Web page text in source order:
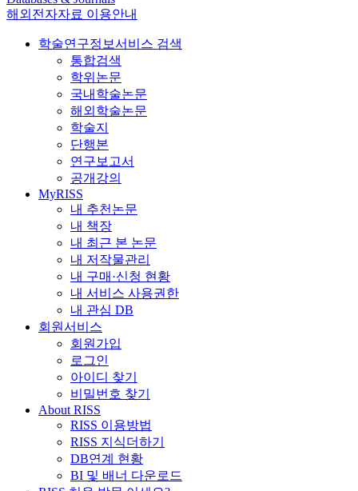
해외전자자료 이용안내
학술연구정보서비스 검색
통합검색
학위논문
국내학술논문
해외학술논문
학술지
단행본
연구보고서
공개강의
MyRISS
내 추천논문
내 책장
내 최근 본 논문
내 저작물관리
내 구매·신청 현황
내 서비스 사용권한
내 관심 DB
회원서비스
회원가입
로그인
아이디 찾기
비밀번호 찾기
About RISS
RISS 이용방법
RISS 지식더하기
DB연계 현황
BI 및 배너 다운로드